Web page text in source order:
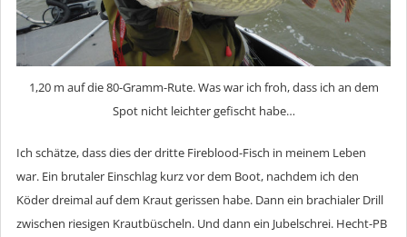
1,20 m auf die 80-Gramm-Rute. Was war ich froh, dass ich an dem
Spot nicht leichter gefischt habe…
Ich schätze, dass dies der dritte Fireblood-Fisch in meinem Leben
war. Ein brutaler Einschlag kurz vor dem Boot, nachdem ich den
Köder dreimal auf dem Kraut gerissen habe. Dann ein brachialer Drill
zwischen riesigen Krautbüscheln. Und dann ein Jubelschrei. Hecht-PB